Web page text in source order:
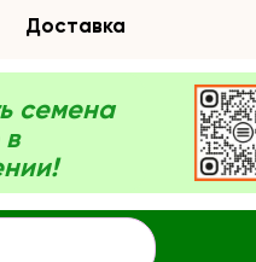
Доставка
семена
в